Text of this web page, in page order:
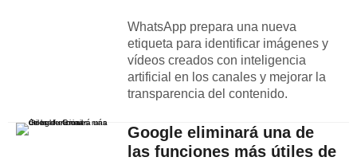
WhatsApp prepara una nueva
etiqueta para identificar imágenes y
vídeos creados con inteligencia
artificial en los canales y mejorar la
transparencia del contenido.
Google eliminará una de
las funciones más útiles de